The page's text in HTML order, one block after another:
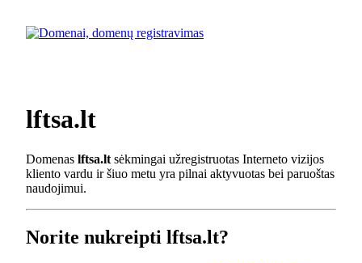
lftsa.lt
Domenas lftsa.lt sėkmingai užregistruotas Interneto vizijos
kliento vardu ir šiuo metu yra pilnai aktyvuotas bei paruoštas
naudojimui.
Norite nukreipti lftsa.lt?